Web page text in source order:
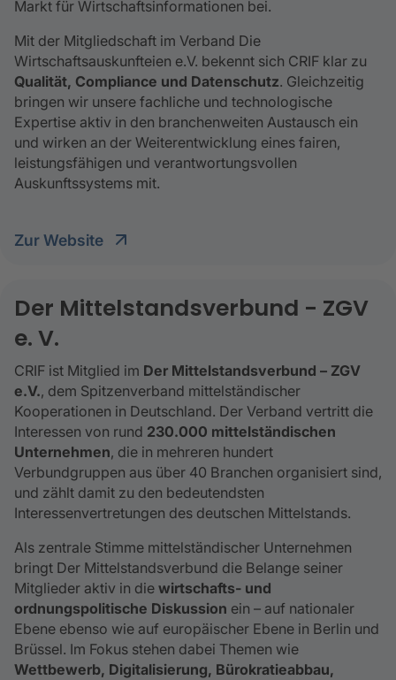
Markt für Wirtschaftsinformationen bei.
Mit der Mitgliedschaft im Verband Die
Wirtschaftsauskunfteien e.V. bekennt sich CRIF klar zu
Qualität, Compliance und Datenschutz. Gleichzeitig
bringen wir unsere fachliche und technologische
Expertise aktiv in den branchenweiten Austausch ein
und wirken an der Weiterentwicklung eines fairen,
leistungsfähigen und verantwortungsvollen
Auskunftssystems mit.
Zur Website
Der Mittelstandsverbund - ZGV
e. V.
CRIF ist Mitglied im Der Mittelstandsverbund – ZGV
e.V., dem Spitzenverband mittelständischer
Kooperationen in Deutschland. Der Verband vertritt die
Interessen von rund 230.000 mittelständischen
Unternehmen, die in mehreren hundert
Verbundgruppen aus über 40 Branchen organisiert sind,
und zählt damit zu den bedeutendsten
Interessenvertretungen des deutschen Mittelstands.
Als zentrale Stimme mittelständischer Unternehmen
bringt Der Mittelstandsverbund die Belange seiner
Mitglieder aktiv in die wirtschafts‑ und
ordnungspolitische Diskussion ein – auf nationaler
Ebene ebenso wie auf europäischer Ebene in Berlin und
Brüssel. Im Fokus stehen dabei Themen wie
Wettbewerb, Digitalisierung, Bürokratieabbau,